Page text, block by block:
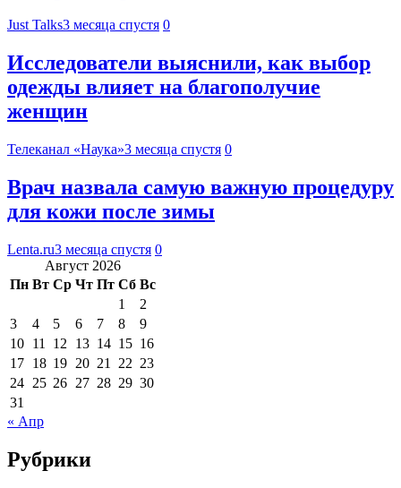
Just Talks3 месяца спустя 0
Исследователи выяснили, как выбор
одежды влияет на благополучие
женщин
Телеканал «Наука»3 месяца спустя 0
Врач назвала самую важную процедуру
для кожи после зимы
Lenta.ru3 месяца спустя 0
Август 2026
Пн Вт Ср Чт Пт Сб Вс
1
2
3
4 5 6 7 8
9
10 11 12 13 14 15 16
17 18 19 20 21 22 23
24 25 26 27 28 29 30
31
« Апр
Рубрики